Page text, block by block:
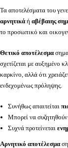
Τα αποτελέσματα του
αρνητικά ή αβέβαιης
το προσωπικό και
Θετικό αποτέλεσμα
σχετίζεται με αυξημένο
καρκίνο, αλλά ότι
ενδεχομένως πρόληψης.
Συνήθως απαιτείται
Μπορεί να συζητηθούν
Συχνά προτείνεται
Αρνητικό αποτέλεσμα